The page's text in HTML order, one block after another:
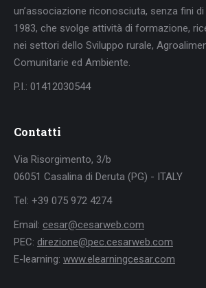
un’associazione riconosciuta, senza fini
1983, che svolge attività di formazione,
nei settori dello Sviluppo rurale,
Comunitarie ed Ambiente.
P.I.: 01412030544
Contatti
Via Risorgimento, 3/b
06051 Casalina di Deruta (PG) - ITALY
Tel: +39 075 972 4274
Email: cesar@cesarweb.com
PEC: direzione@pec.cesarweb.com
E-learning: www.elearningcesar.com